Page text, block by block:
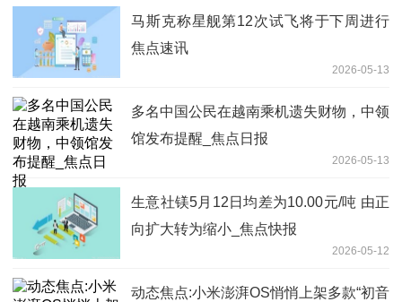
马斯克称星舰第12次试飞将于下周进行
焦点速讯
2026-05-13
多名中国公民在越南乘机遗失财物，中领
馆发布提醒_焦点日报
2026-05-13
生意社镁5月12日均差为10.00元/吨 由正
向扩大转为缩小_焦点快报
2026-05-12
动态焦点:小米澎湃OS悄悄上架多款“初音